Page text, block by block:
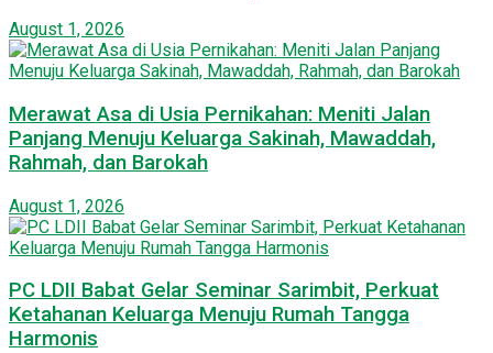
August 1, 2026
Merawat Asa di Usia Pernikahan: Meniti Jalan
Panjang Menuju Keluarga Sakinah, Mawaddah,
Rahmah, dan Barokah
August 1, 2026
PC LDII Babat Gelar Seminar Sarimbit, Perkuat
Ketahanan Keluarga Menuju Rumah Tangga
Harmonis